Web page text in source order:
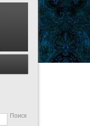
Поиск